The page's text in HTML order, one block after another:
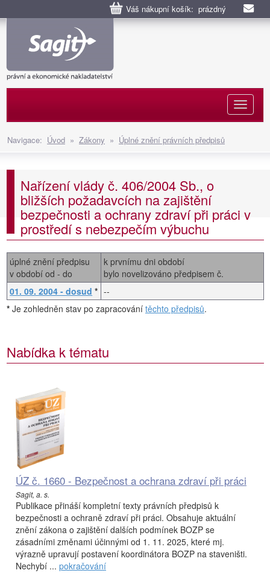
Váš nákupní košík: prázdný
Navigace: Úvod » Zákony » Úplné znění právních předpisů
Nařízení vlády č. 406/2004 Sb., o
bližších požadavcích na zajištění
bezpečnosti a ochrany zdraví při práci v
prostředí s nebezpečím výbuchu
úplné znění předpisu
v období od - do
k prvnímu dni období
bylo novelizováno předpisem č.
01. 09. 2004 - dosud * --
* Je zohledněn stav po zapracování těchto předpisů.
Nabídka k tématu
ÚZ č. 1660 - Bezpečnost a ochrana zdraví při práci
Sagit, a. s.
Publikace přináší kompletní texty právních předpisů k
bezpečnosti a ochraně zdraví při práci. Obsahuje aktuální
znění zákona o zajištění dalších podmínek BOZP se
zásadními změnami účinnými od 1. 11. 2025, které mj.
výrazně upravují postavení koordinátora BOZP na staveništi.
Nechybí ... pokračování